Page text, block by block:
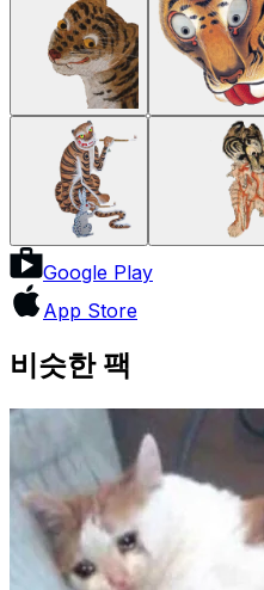
Google Play
App Store
비슷한 팩